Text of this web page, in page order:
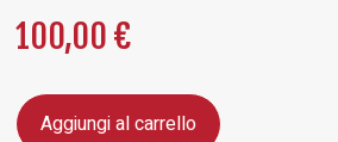
100,00€
Aggiungi al carrello